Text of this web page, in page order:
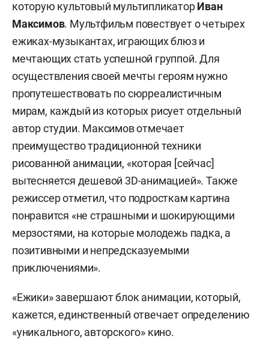
которую культовый мультипликаторИван
Максимов. Мультфильм повествует о четырех
ежиках-музыкантах, играющих блюз и
мечтающих стать успешной группой. Для
осуществления своей мечты героям нужно
пропутешествовать по сюрреалистичным
мирам, каждый из которых рисует отдельный
автор студии. Максимов отмечает
преимущество традиционной техники
рисованной анимации, «которая [сейчас]
вытесняется дешевой 3D-анимацией». Также
режиссер отметил, что подросткам картина
понравится «не страшными и шокирующими
мерзостями, на которые молодежь падка, а
позитивными и непредсказуемыми
приключениями».
«Ежики» завершают блок анимации, который,
кажется, единственный отвечает определению
«уникального, авторского» кино.